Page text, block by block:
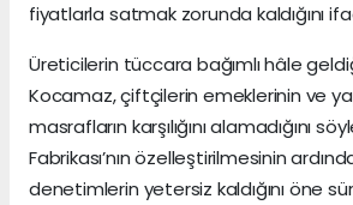
fiyatlarla satmak zorunda kaldığını
Üreticilerin tüccara bağımlı hâle
Kocamaz, çiftçilerin emeklerinin ve
masrafların karşılığını alamadığını
Fabrikası’nın özelleştirilmesinin
denetimlerin yetersiz kaldığını öne